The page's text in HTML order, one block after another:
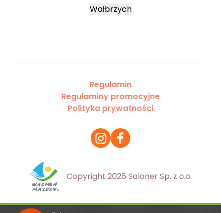
Wałbrzych
Regulamin
Regulaminy promocyjne
Polityka prywatności
Copyright 2026 Saloner Sp. z o.o.